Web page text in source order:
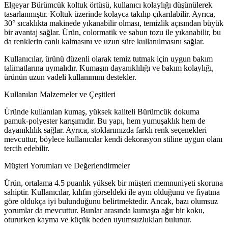
Elgeyar Bürümcük koltuk örtüsü, kullanıcı kolaylığı düşünülerek
tasarlanmıştır. Koltuk üzerinde kolayca takılıp çıkarılabilir. Ayrıca,
30° sıcaklıkta makinede yıkanabilir olması, temizlik açısından büyük
bir avantaj sağlar. Ürün, colormatik ve sabun tozu ile yıkanabilir, bu
da renklerin canlı kalmasını ve uzun süre kullanılmasını sağlar.
Kullanıcılar, ürünü düzenli olarak temiz tutmak için uygun bakım
talimatlarına uymalıdır. Kumaşın dayanıklılığı ve bakım kolaylığı,
ürünün uzun vadeli kullanımını destekler.
Kullanılan Malzemeler ve Çeşitleri
Üründe kullanılan kumaş, yüksek kaliteli Bürümcük dokuma
pamuk-polyester karışımıdır. Bu yapı, hem yumuşaklık hem de
dayanıklılık sağlar. Ayrıca, stoklarımızda farklı renk seçenekleri
mevcuttur, böylece kullanıcılar kendi dekorasyon stiline uygun olanı
tercih edebilir.
Müşteri Yorumları ve Değerlendirmeler
Ürün, ortalama 4.5 puanlık yüksek bir müşteri memnuniyeti skoruna
sahiptir. Kullanıcılar, kılıfın görseldeki ile aynı olduğunu ve fiyatına
göre oldukça iyi bulunduğunu belirtmektedir. Ancak, bazı olumsuz
yorumlar da mevcuttur. Bunlar arasında kumaşta ağır bir koku,
otururken kayma ve küçük beden uyumsuzlukları bulunur.